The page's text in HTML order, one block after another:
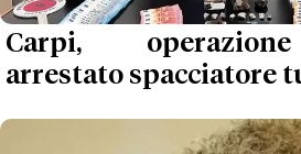
Carpi,
arrestato spacciatore